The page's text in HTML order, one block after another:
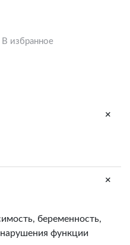
В избранное
+
+
беременность,
функции